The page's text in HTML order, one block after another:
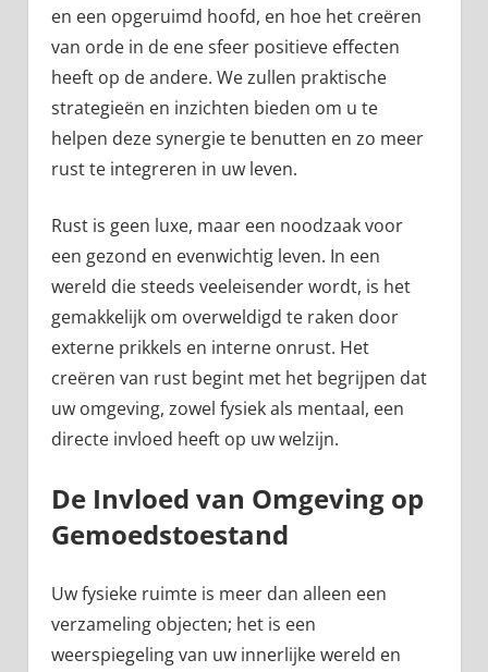
en een opgeruimd hoofd, en hoe het creëren
van orde in de ene sfeer positieve effecten
heeft op de andere. We zullen praktische
strategieën en inzichten bieden om u te
helpen deze synergie te benutten en zo meer
rust te integreren in uw leven.
Rust is geen luxe, maar een noodzaak voor
een gezond en evenwichtig leven. In een
wereld die steeds veeleisender wordt, is het
gemakkelijk om overweldigd te raken door
externe prikkels en interne onrust. Het
creëren van rust begint met het begrijpen dat
uw omgeving, zowel fysiek als mentaal, een
directe invloed heeft op uw welzijn.
De Invloed van Omgeving op
Gemoedstoestand
Uw fysieke ruimte is meer dan alleen een
verzameling objecten; het is een
weerspiegeling van uw innerlijke wereld en